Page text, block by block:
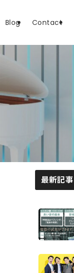
Blog Contact
最新記事